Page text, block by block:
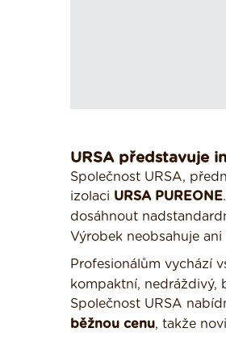
URSA představuje
Společnost URSA,
izolaci URSA PUREONE
dosáhnout
Výrobek neobsahuje
Profesionálům vychází
kompaktní, nedráždivý,
Společnost URSA
běžnou cenu, takže